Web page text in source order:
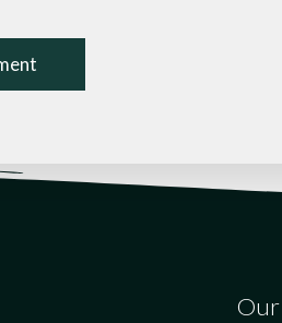
Our